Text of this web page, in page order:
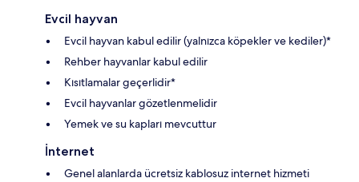
Evcil hayvan
Evcil hayvan kabul edilir (yalnızca köpekler ve kediler)*
Rehber hayvanlar kabul edilir
Kısıtlamalar geçerlidir*
Evcil hayvanlar gözetlenmelidir
Yemek ve su kapları mevcuttur
İnternet
Genel alanlarda ücretsiz kablosuz internet hizmeti